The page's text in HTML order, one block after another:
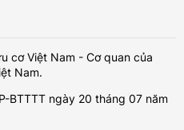
cơ Việt Nam - Cơ quan của
Nam.
BTTTT ngày 20 tháng 07 năm